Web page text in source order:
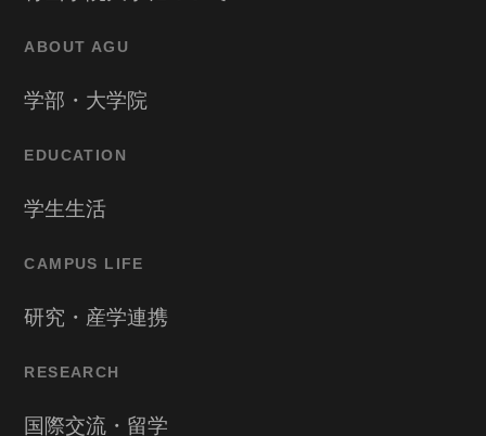
ABOUT AGU
学部・大学院
EDUCATION
学生生活
CAMPUS LIFE
研究・産学連携
RESEARCH
国際交流・留学